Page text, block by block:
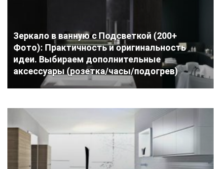
Зеркало в ванную с Подсветкой (200+
Фото): Практичность и оригинальность
идеи. Выбираем дополнительные
аксессуары (розетка/часы/подогрев)